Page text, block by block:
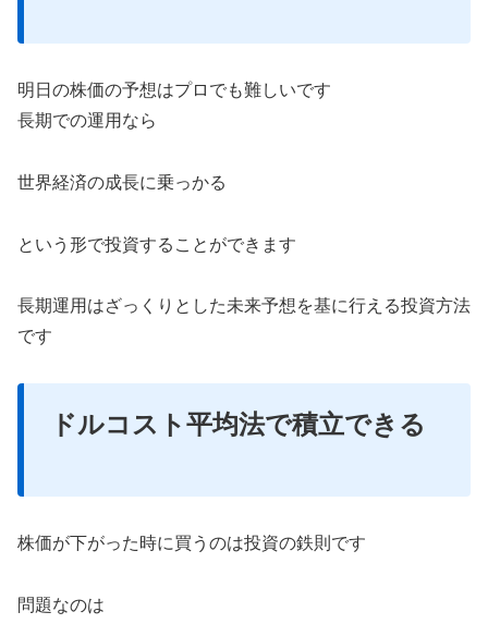
明日の株価の予想はプロでも難しいです
長期での運用なら
世界経済の成長に乗っかる
という形で投資することができます
長期運用はざっくりとした未来予想を基に行える投資方法
です
ドルコスト平均法で積立できる
株価が下がった時に買うのは投資の鉄則です
問題なのは